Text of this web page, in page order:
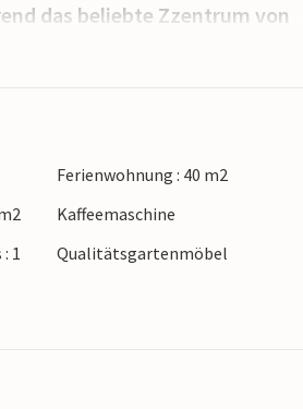
das beliebte Zzentrum von
geeignet ist, nur wenige
viele Strände mit kristallklarem
Naturpark Kap Kamenjak sowie
Ferienwohnung : 40 m2
Kaffeemaschine
1
Qualitätsgartenmöbel